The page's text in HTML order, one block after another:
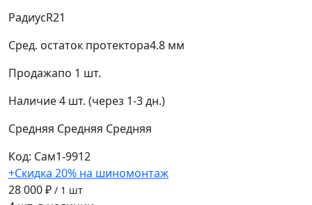
РадиусR21
Сред. остаток протектора4.8 мм
Продажапо 1 шт.
Наличие4 шт. (через 1-3 дн.)
Средняя Средняя Средняя
Код: Сам1-9912
+Скидка 20% на шиномонтаж
28 000 ₽ / 1 шт